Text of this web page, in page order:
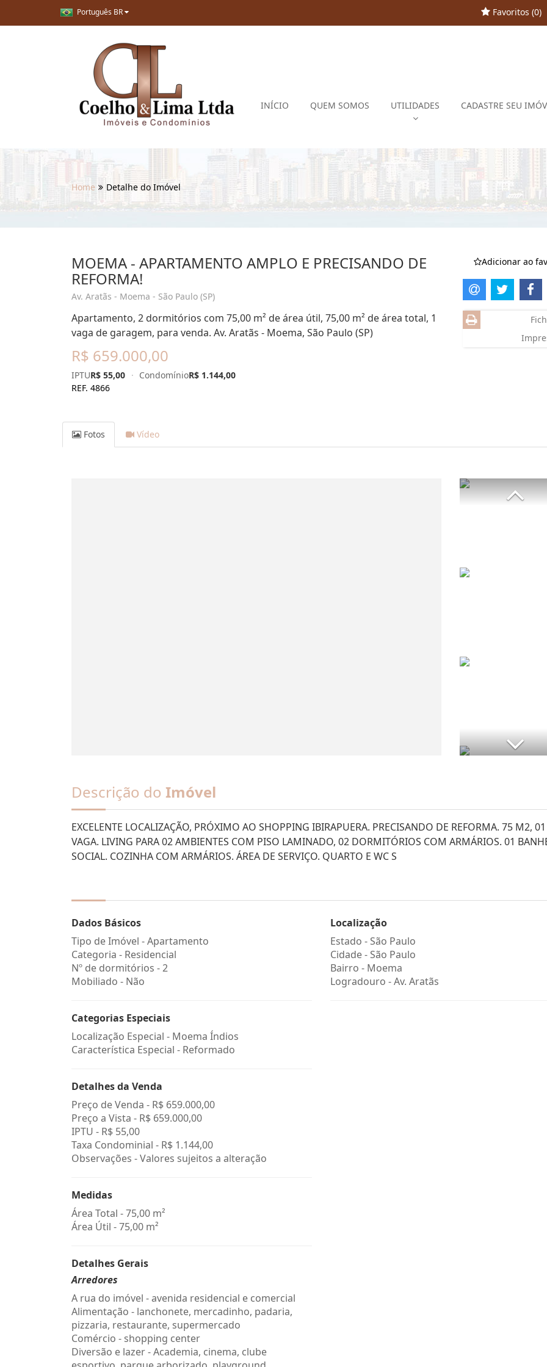
Português BR Favoritos (0)
INÍCIO QUEM SOMOS UTILIDADES CADASTRE SEU
Home Detalhe do Imóvel
MOEMA - APARTAMENTO AMPLO E PRECISANDO DE
REFORMA!
Av. Aratãs - Moema - São Paulo (SP)
Apartamento, 2 dormitórios com 75,00 m² de área útil, 75,00 m² de área total, 1
vaga de garagem, para venda. Av. Aratãs - Moema, São Paulo (SP)
R$ 659.000,00
IPTUR$ 55,00 · CondomínioR$ 1.144,00
REF. 4866
Adicionar ao
Fotos Vídeo
Descrição do Imóvel
EXCELENTE LOCALIZAÇÃO, PRÓXIMO AO SHOPPING IBIRAPUERA. PRECISANDO DE REFORMA. 75 M2, 01
VAGA. LIVING PARA 02 AMBIENTES COM PISO LAMINADO, 02 DORMITÓRIOS COM ARMÁRIOS. 01
SOCIAL. COZINHA COM ARMÁRIOS. ÁREA DE SERVIÇO. QUARTO E WC S
Dados Básicos
Tipo de Imóvel - Apartamento
Categoria - Residencial
Nº de dormitórios - 2
Mobiliado - Não
Categorias Especiais
Localização Especial - Moema Índios
Característica Especial - Reformado
Detalhes da Venda
Preço de Venda - R$ 659.000,00
Preço a Vista - R$ 659.000,00
IPTU - R$ 55,00
Taxa Condominial - R$ 1.144,00
Observações - Valores sujeitos a alteração
Medidas
Área Total - 75,00 m²
Área Útil - 75,00 m²
Detalhes Gerais
Arredores
A rua do imóvel - avenida residencial e comercial
Alimentação - lanchonete, mercadinho, padaria,
pizzaria, restaurante, supermercado
Comércio - shopping center
Diversão e lazer - Academia, cinema, clube
Localização
Estado -São Paulo
Cidade -São Paulo
Bairro - Moema
Logradouro -Av. Aratãs